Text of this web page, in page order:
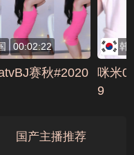
00:02:22
赛秋#2020
韩
咪米
9
国产主播推荐